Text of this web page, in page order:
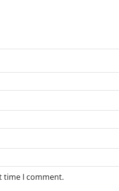
time I comment.